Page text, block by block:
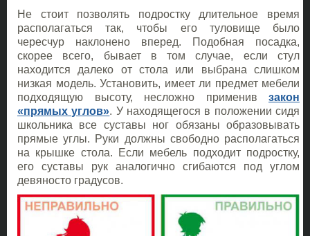
Не стоит позволять подростку длительное время
располагаться так, чтобы его туловище было
чересчур наклонено вперед. Подобная посадка,
скорее всего, бывает в том случае, если стул
находится далеко от стола или выбрана слишком
низкая модель. Установить, имеет ли предмет мебели
подходящую высоту, несложно применив закон
«прямых углов». У находящегося в положении сидя
школьника все суставы ног обязаны образовывать
прямые углы. Руки должны свободно располагаться
на крышке стола. Если мебель подходит подростку,
его суставы рук аналогично сгибаются под углом
девяносто градусов.